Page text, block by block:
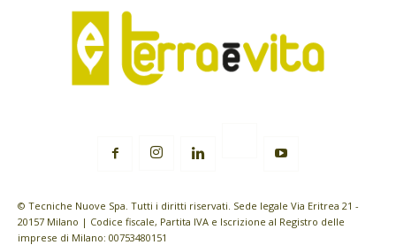
© Tecniche Nuove Spa. Tutti i diritti riservati. Sede legale Via Eritrea 21 -
20157 Milano | Codice fiscale, Partita IVA e Iscrizione al Registro delle
imprese di Milano: 00753480151